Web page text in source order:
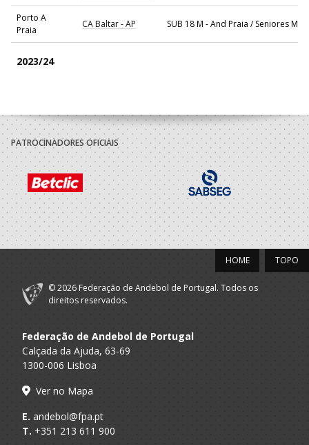
Porto A
Praia
CA Baltar - AP SUB 18 M - And Praia / Seniores M -
2023/24
Porto A
Praia
CA Baltar - AP SUB 18 M - And Praia / Seniores M -
2022/23
Porto A
Praia
CAB CRD SUB 16 M - And Praia
CAB CRD - Clube
Andebol Baltar -
Cultural
Porto A
Praia
CAB CRD
Andebol Baltar -
Desportivo e
Cultural
PATROCINADORES OFICIAIS
TOPO
HOME
© 2026 Federação de Andebol de Portugal. Todos os
direitos reservados.
Federação de Andebol de Portugal
Calçada da Ajuda, 63-69
1300-006 Lisboa
Ver no Mapa
E. andebol@fpa.pt
T. +351 213 611 900